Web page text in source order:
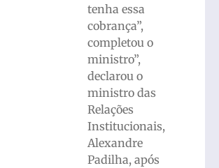
tenha essa
cobrança”,
completou o
ministro”,
declarou o
ministro das
Relações
Institucionais,
Alexandre
Padilha, após